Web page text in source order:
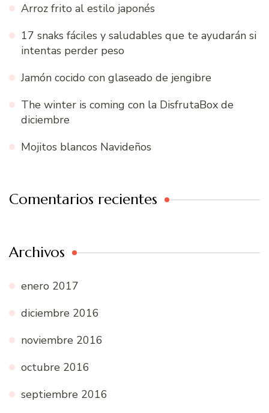
Arroz frito al estilo japonés
17 snaks fáciles y saludables que te ayudarán si
intentas perder peso
Jamón cocido con glaseado de jengibre
The winter is coming con la DisfrutaBox de
diciembre
Mojitos blancos Navideños
Comentarios recientes
Archivos
enero 2017
diciembre 2016
noviembre 2016
octubre 2016
septiembre 2016